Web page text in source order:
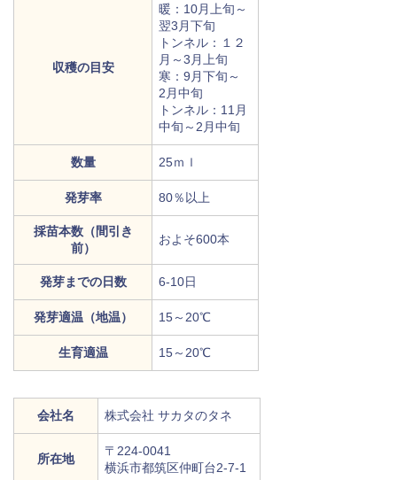
収穫の目安
暖：10月上旬～
翌3月下旬
トンネル：１２
月～3月上旬
寒：9月下旬～
2月中旬
トンネル：11月
中旬～2月中旬
数量 25ｍｌ
発芽率 80％以上
採苗本数（間引き
前）
およそ600本
発芽までの日数 6-10日
発芽適温（地温） 15～20℃
生育適温 15～20℃
会社名 株式会社 サカタのタネ
所在地
〒224-0041
横浜市都筑区仲町台2-7-1